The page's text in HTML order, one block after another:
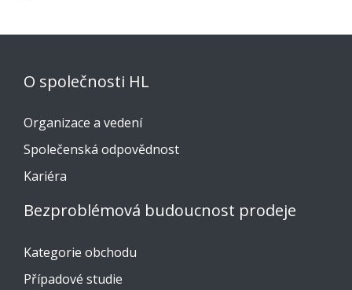
O společnosti HL
Organizace a vedení
Společenská odpovědnost
Kariéra
Bezproblémová budoucnost prodeje
Kategorie obchodu
Případové studie